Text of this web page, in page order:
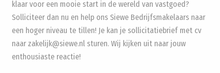
klaar voor een mooie start in de wereld van vastgoed?
Solliciteer dan nu en help ons Siewe Bedrijfsmakelaars naar
een hoger niveau te tillen! Je kan je sollicitatiebrief met cv
naar zakelijk@siewe.nl sturen. Wij kijken uit naar jouw
enthousiaste reactie!